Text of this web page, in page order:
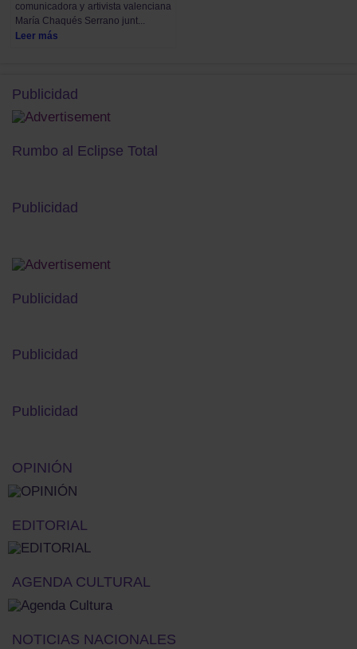
comunicadora y artivista valenciana
María Chaqués Serrano junt...
Leer más
Publicidad
Rumbo al Eclipse Total
Publicidad
Publicidad
Publicidad
Publicidad
OPINIÓN
EDITORIAL
AGENDA CULTURAL
NOTICIAS NACIONALES